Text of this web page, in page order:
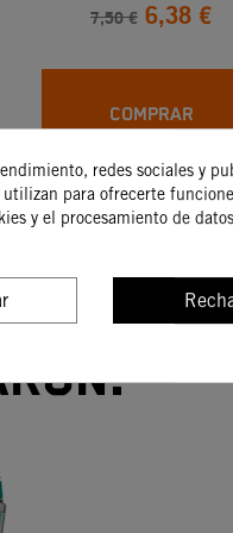
7,50 € 6,38 €
COMPRAR
este
redes sociales y
para ofrecerte
y el procesamiento de